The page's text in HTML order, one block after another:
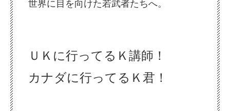
世界に目を向けた若武者たちへ。
ＵＫに行ってるＫ講師！
カナダに行ってるＫ君！